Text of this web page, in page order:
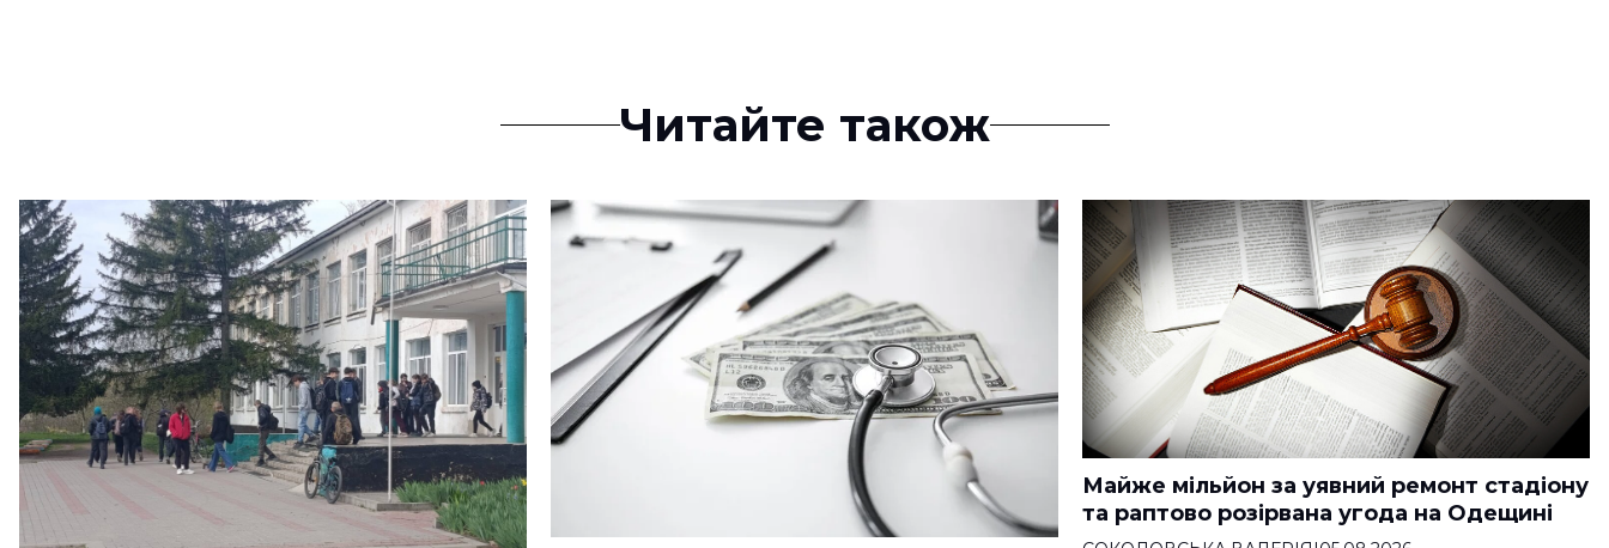
Читайте також
Майже мільйон за уявний ремонт стадіону
та раптово розірвана угода на Одещині